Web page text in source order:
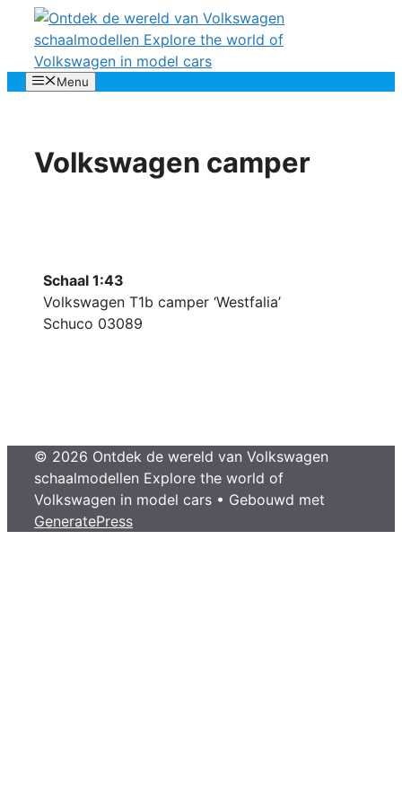
Menu
Volkswagen camper
Schaal 1:43
Volkswagen T1b camper ‘Westfalia’
Schuco 03089
© 2026 Ontdek de wereld van Volkswagen
schaalmodellen Explore the world of
Volkswagen in model cars • Gebouwd met
GeneratePress